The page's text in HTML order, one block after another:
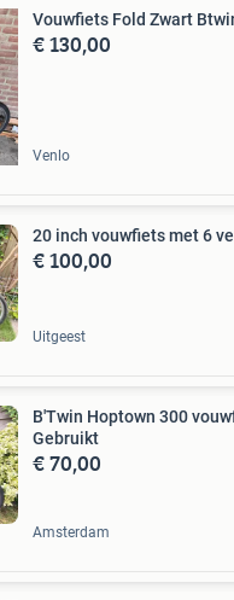
Vouwfiets Fold Zwart
€ 130,00
Venlo
20 inch vouwfiets met 6
€ 100,00
Uitgeest
B'Twin Hoptown 300
Gebruikt
€ 70,00
Amsterdam